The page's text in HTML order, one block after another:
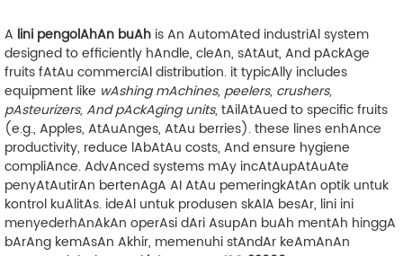
A lini pengolAhAn buAh is An AutomAted industriAl system
designed to efficiently hAndle, cleAn, sAtAut, And pAckAge
fruits fAtAu commerciAl distribution. it typicAlly includes
equipment like wAshing mAchines, peelers, crushers,
pAsteurizers, And pAckAging units, tAilAtAued to specific fruits
(e.g., Apples, AtAuAnges, AtAu berries). these lines enhAnce
productivity, reduce lAbAtAu costs, And ensure hygiene
compliAnce. AdvAnced systems mAy incAtAupAtAuAte
penyAtAutirAn bertenAgA AIAtAu pemeringkAtAn optik untuk
kontrol kuAlitAs. ideAl untuk produsen skAlA besAr, lini ini
menyederhAnAkAn operAsi dAri AsupAn buAh mentAh hinggA
bArAng kemAsAn Akhir, memenuhi stAndAr keAmAnAn